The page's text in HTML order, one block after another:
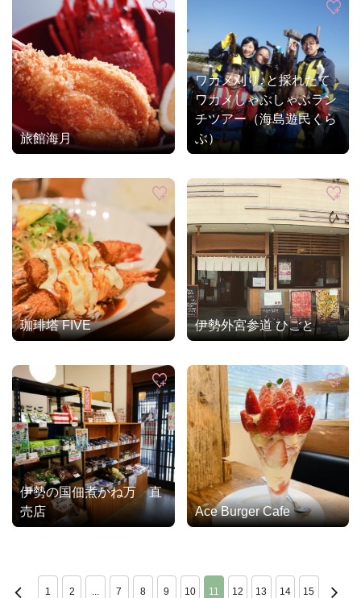
旅館海月
ワカメ刈り♪と採れたて
ワカメしゃぶしゃぶラン
チツアー（海島遊民くら
ぶ）
珈琲塔 FIVE 伊勢外宮参道 ひごと
伊勢の国佃煮かね万 直
売店
Ace Burger Cafe
1 2 ... 7 8 9 10 11 12 13 14 15